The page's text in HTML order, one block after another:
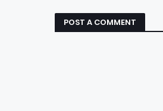
POST A COMMENT